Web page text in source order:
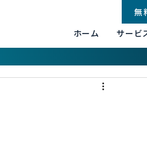
無
ホーム サービ